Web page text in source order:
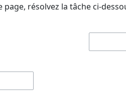
résolvez la tâche ci-